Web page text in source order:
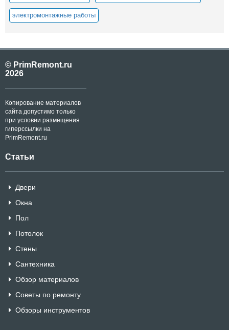
электромонтажные работы
© PrimRemont.ru
2026
Копирование материалов
сайта допустимо только
при условии размещения
гиперссылки на
PrimRemont.ru
Статьи
Двери
Окна
Пол
Потолок
Стены
Сантехника
Обзор материалов
Советы по ремонту
Обзоры инструментов